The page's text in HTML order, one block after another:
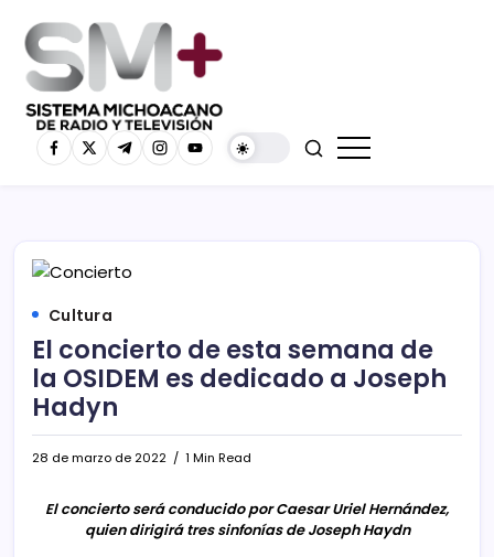
Cultura
El concierto de esta semana de
la OSIDEM es dedicado a Joseph
Hadyn
28 de marzo de 2022 1 Min Read
El concierto será conducido por Caesar Uriel Hernández,
quien dirigirá tres sinfonías de Joseph Haydn